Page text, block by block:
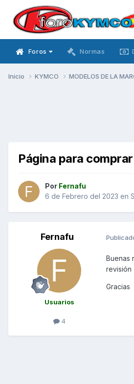
Foros Normas
Inicio KYMCO MODELOS DE LA
Página para
Por Fernafu
6 de Febrero del 2023 en
Fernafu
Usuarios
4
Buenas
revisión
Gracias